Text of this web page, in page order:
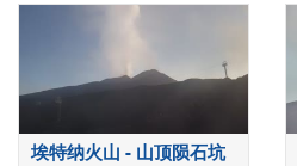
埃特纳火山 - 山顶陨石坑